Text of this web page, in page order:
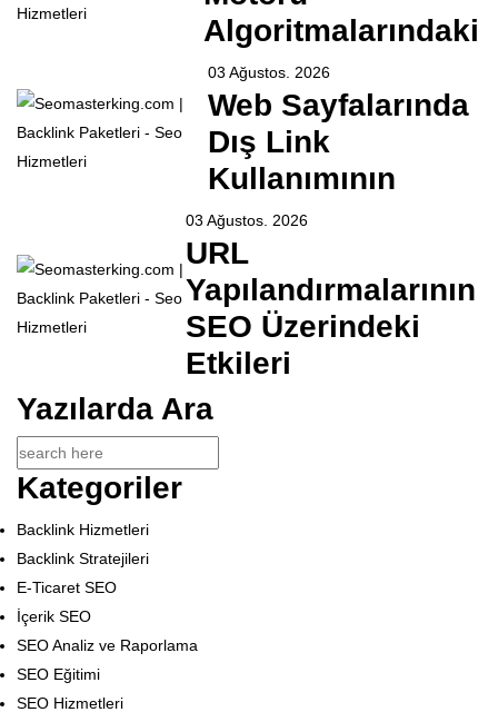
Algoritmalarındaki
03 Ağustos. 2026
Web Sayfalarında
Dış Link
Kullanımının
03 Ağustos. 2026
URL
Yapılandırmalarının
SEO Üzerindeki
Etkileri
Yazılarda Ara
Kategoriler
Backlink Hizmetleri
Backlink Stratejileri
E-Ticaret SEO
İçerik SEO
SEO Analiz ve Raporlama
SEO Eğitimi
SEO Hizmetleri